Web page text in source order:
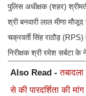
पुलिस अधीक्षक (शहर)
श्री बनवारी लाल मीणा
चक्रवर्ती सिंह राठौड़
निरीक्षक श्री रमेश सर्बटा के
Also Read -तबादला
से की पारदर्शिता की मांग